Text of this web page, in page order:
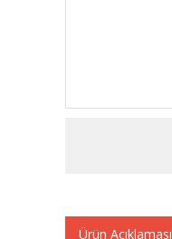
Ürün Açıklaması